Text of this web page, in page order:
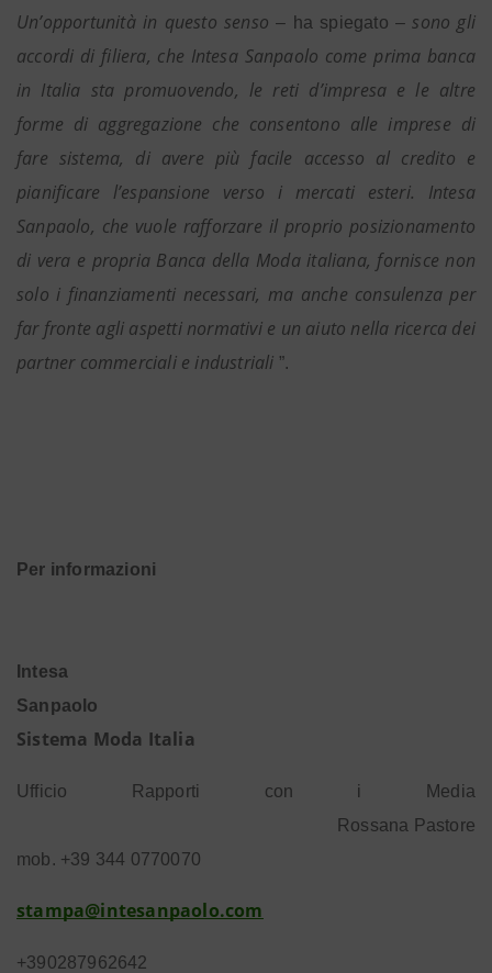
Un’opportunità in questo senso– ha spiegato – sono gli
accordi di filiera, che Intesa Sanpaolo come prima banca
in Italia sta promuovendo, le reti d’impresa e le altre
forme di aggregazione che consentono alle imprese di
fare sistema, di avere più facile accesso al credito e
pianificare l’espansione verso i mercati esteri. Intesa
Sanpaolo, che vuole rafforzare il proprio posizionamento
di vera e propria Banca della Moda italiana, fornisce non
solo i finanziamenti necessari, ma anche consulenza per
far fronte agli aspetti normativi e un aiuto nella ricerca dei
partner commerciali e industriali ”.
Per informazioni
Intesa
Sanpaolo
Sistema Moda Italia
Ufficio Rapporti con i Media
Rossana Pastore
mob. +39 344 0770070
stampa@intesanpaolo.com
+390287962642